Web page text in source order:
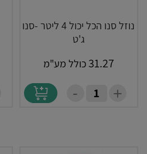
נוזל סנו הכל יכול 4 ליטר -סנו
ג'ט
31.27 כולל מע"מ
+
-